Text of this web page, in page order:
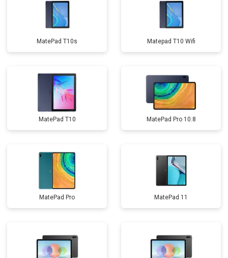
MatePad T10s Matepad T10 Wifi
MatePad T10 MatePad Pro 10.8
MatePad Pro MatePad 11